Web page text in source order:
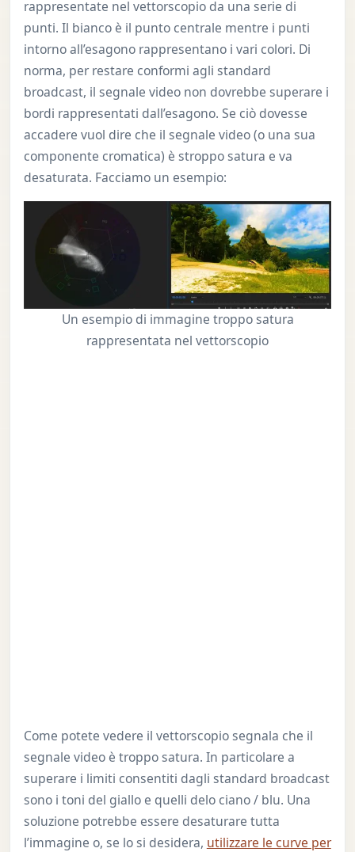
rappresentate nel vettorscopio da una serie di
punti. Il bianco è il punto centrale mentre i punti
intorno all’esagono rappresentano i vari colori. Di
norma, per restare conformi agli standard
broadcast, il segnale video non dovrebbe superare i
bordi rappresentati dall’esagono. Se ciò dovesse
accadere vuol dire che il segnale video (o una sua
componente cromatica) è stroppo satura e va
desaturata. Facciamo un esempio:
Un esempio di immagine troppo satura
rappresentata nel vettorscopio
Come potete vedere il vettorscopio segnala che il
segnale video è troppo satura. In particolare a
superare i limiti consentiti dagli standard broadcast
sono i toni del giallo e quelli delo ciano / blu. Una
soluzione potrebbe essere desaturare tutta
l’immagine o, se lo si desidera, utilizzare le curve per